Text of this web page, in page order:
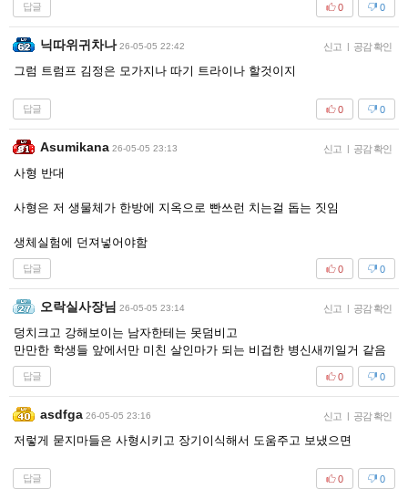
답글 0
0
닉따위귀차나 26-05-05 22:42 신고 | 공감 확인
그럼 트럼프 김정은 모가지나 따기 트라이나 할것이지
답글 0
0
Asumikana 26-05-05 23:13 신고 | 공감 확인
사형 반대
사형은 저 생물체가 한방에 지옥으로 빤쓰런 치는걸 돕는 짓임
생체실험에 던져넣어야함
답글 0
0
오락실사장님 26-05-05 23:14 신고 | 공감 확인
덩치크고 강해보이는 남자한테는 못덤비고
만만한 학생들 앞에서만 미친 살인마가 되는 비겁한 병신새끼일거 같음
답글 0
0
asdfga 26-05-05 23:16 신고 | 공감 확인
저렇게 묻지마들은 사형시키고 장기이식해서 도움주고 보냈으면
답글 0
0